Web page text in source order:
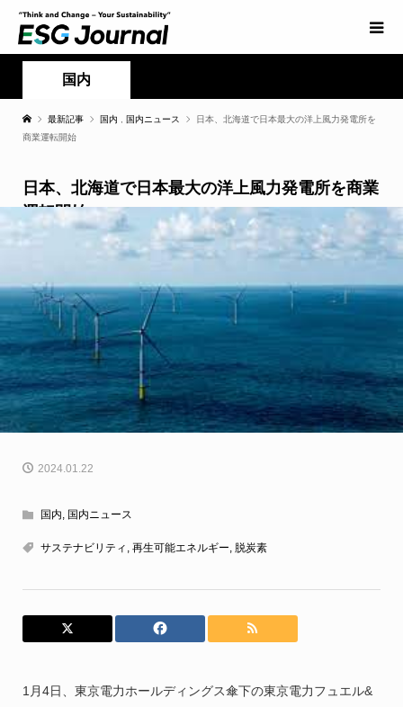
国内
最新記事 国内 国内ニュース
日本、北海道で日本最大の洋上風力発電所を
商業運転開始
日本、北海道で日本最大の洋上風力発電所を商業
運転開始
2024.01.22
国内, 国内ニュース
サステナビリティ , 再生可能エネルギー, 脱炭素
1月4日、東京電力ホールディングス傘下の東京電力フュエル&